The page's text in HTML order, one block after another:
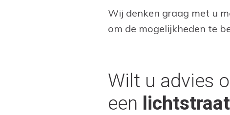
Wij denken graag met u
om de mogelijkheden te
Wilt u advies
een